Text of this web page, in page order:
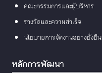
คณะกรรมการและผู้บริหาร
รางวัลและความสำเร็จ
นโยบายการจัดงานอย่างยั่งยืน
หลักการพัฒนา